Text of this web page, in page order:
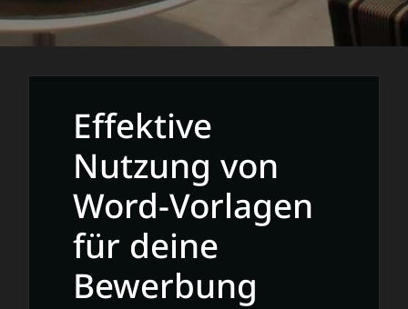
Effektive
Nutzung von
Word-Vorlagen
für deine
Bewerbung